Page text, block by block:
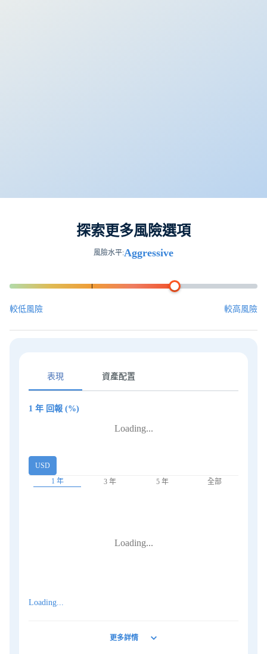
探索更多風險選項
風險水平:Aggressive
較低風險 較高風險
表現 資產配置
1 年 回報 (%)
Loading...
USD
1 年
3 年 5 年 全部
Loading...
Loading...
更多詳情